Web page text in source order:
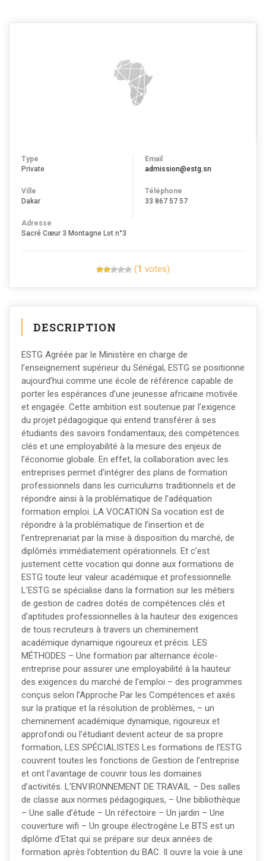
Type
Private
Ville
Dakar
Email
admission@estg.sn
Téléphone
33 867 57 57
Adresse
Sacré Cœur 3 Montagne Lot n°3
(1 votes)
DESCRIPTION
ESTG Agréée par le Ministère en charge de
l’enseignement supérieur du Sénégal, ESTG se positionne
aujourd’hui comme une école de référence capable de
porter les espérances d’une jeunesse africaine motivée
et engagée. Cette ambition est soutenue par l’exigence
du projet pédagogique qui entend transférer à ses
étudiants des savoirs fondamentaux, des compétences
clés et une employabilité à la mesure des enjeux de
l’économie globale. En effet, la collaboration avec les
entreprises permet d’intégrer des plans de formation
professionnels dans les curriculums traditionnels et de
répondre ainsi à la problématique de l’adéquation
formation emploi. LA VOCATION Sa vocation est de
répondre à la problématique de l’insertion et de
l’entreprenariat par la mise à disposition du marché, de
diplômés immédiatement opérationnels. Et c’est
justement cette vocation qui donne aux formations de
ESTG toute leur valeur académique et professionnelle.
L’ESTG se spécialise dans la formation sur les métiers
de gestion de cadres dotés de compétences clés et
d’aptitudes professionnelles à la hauteur des exigences
de tous recruteurs à travers un cheminement
académique dynamique rigoureux et précis. LES
MÉTHODES – Une formation par alternance école-
entreprise pour assurer une employabilité à la hauteur
des exigences du marché de l’emploi – des programmes
conçus selon l’Approche Par les Compétences et axés
sur la pratique et la résolution de problèmes, – un
cheminement académique dynamique, rigoureux et
approfondi ou l’étudiant devient acteur de sa propre
formation, LES SPÉCIALISTES Les formations de l’ESTG
couvrent toutes les fonctions de Gestion de l’entreprise
et ont l’avantage de couvrir tous les domaines
d’activités. L’ENVIRONNEMENT DE TRAVAIL – Des salles
de classe aux normes pédagogiques, – Une bibliothèque
– Une salle d’étude – Un réfectoire – Un jardin – Une
couverture wifi – Un groupe électrogène Le BTS est un
diplôme d’Etat qui se prépare sur deux années de
formation après l’obtention du BAC. Il ouvre la voie à une